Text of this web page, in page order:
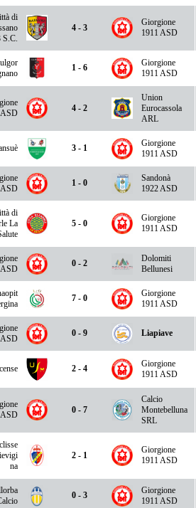
di
S.C.
4 - 3
Giorgione
1911 ASD
1 - 6
Giorgione
1911 ASD
4 - 2
Union
Eurocassola
ARL
3 - 1
Giorgione
1911 ASD
1 - 0
Sandonà
1922 ASD
di
La
5 - 0
Giorgione
1911 ASD
0 - 2
Dolomiti
Bellunesi
7 - 0
Giorgione
1911 ASD
0 - 9 Liapiave
2 - 4
Giorgione
1911 ASD
0 - 7
Calcio
Montebelluna
SRL
na
2 - 1
Giorgione
1911 ASD
0 - 3
Giorgione
1911 ASD